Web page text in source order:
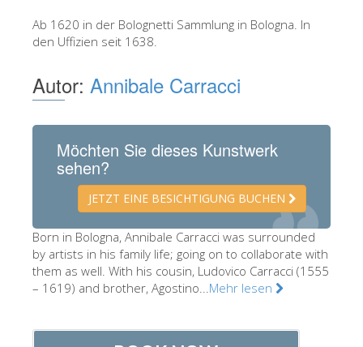
Virtuelle Tour
Die Kunstwerke
Die Säle
Bargello Museum
Palatina Galerie
Medici Kapelle
Ab 1620 in der Bolognetti Sammlung in Bologna. In
den Uffizien seit 1638.
Autor: Annibale Carracci
Möchten Sie dieses Kunstwerk
sehen?
JETZT EINE BESICHTIGUNG BUCHEN
Born in Bologna, Annibale Carracci was surrounded
by artists in his family life; going on to collaborate with
them as well. With his cousin, Ludovico Carracci (1555
– 1619) and brother, Agostino...Mehr lesen